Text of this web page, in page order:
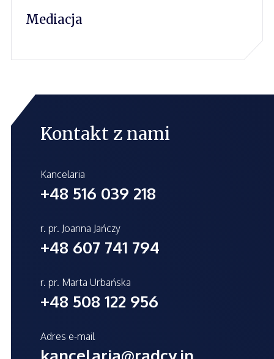
Mediacja
Kontakt z nami
Kancelaria
+48 516 039 218
r. pr. Joanna Jańczy
+48 607 741 794
r. pr. Marta Urbańska
+48 508 122 956
Adres e-mail